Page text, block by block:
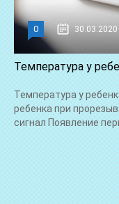
0 30.03.2020
Температура у
Температура у
ребенка при
сигнал Появление